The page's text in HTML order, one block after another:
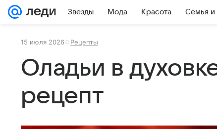
Звезды Мода Красота Семья и
15 июля 2026 Рецепты
Оладьи в
рецепт